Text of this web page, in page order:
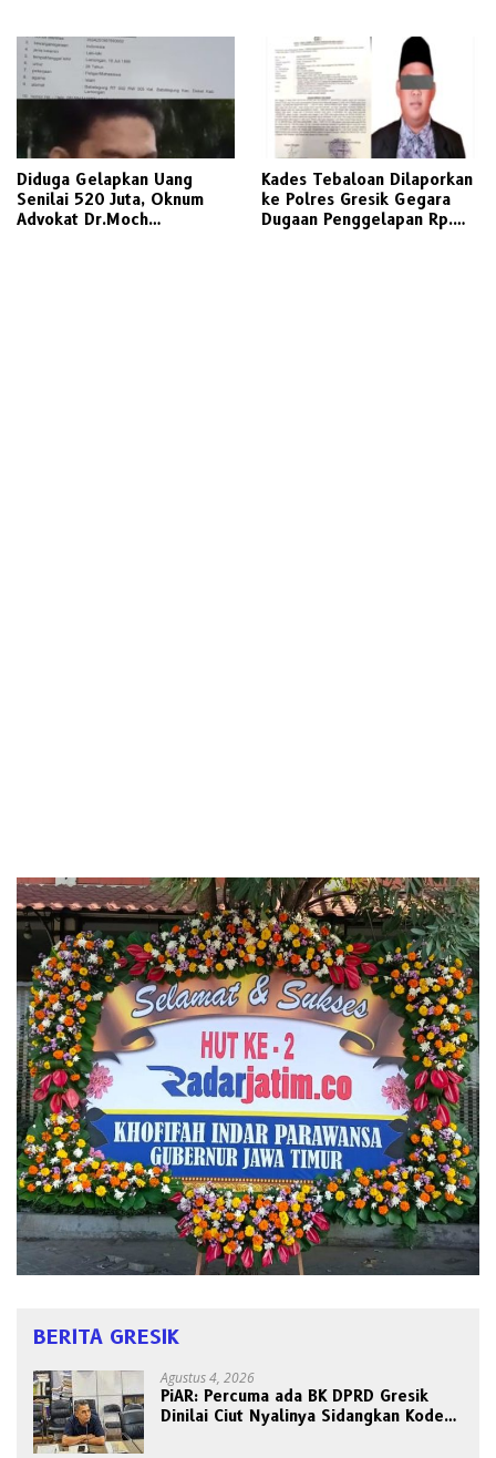
Diduga Gelapkan Uang
Senilai 520 Juta, Oknum
Advokat Dr.Moch
Kades Tebaloan Dilaporkan
ke Polres Gresik Gegara
Dugaan Penggelapan Rp.
BERITA GRESIK
Agustus 4, 2026
PiAR: Percuma ada BK DPRD Gresik
Dinilai Ciut Nyalinya Sidangkan Kode